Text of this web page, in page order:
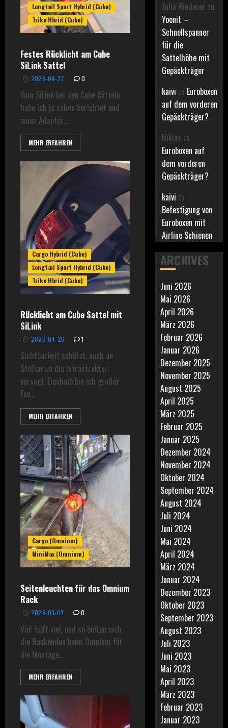
Longtail Sport Hybrid (Cube)
Trike Hbrid (Cube)
Festes Rücklicht am Cube
SiLink Sattel
2026-04-27 0
Vom SiLink bei den Cube Sätteln
habe ich ja schon berichtet und
einen Adapter...
MEHR ERFAHREN
Cargo Hybrid (Cube)
Longtail Sport Hybrid (Cube)
Trike Hbrid (Cube)
Rücklicht am Cube Sattel mit
SiLink
2026-04-26 1
Sichtbarkeit schützt, auch an
Stellen wo die Infrastruktur
versagt. Deshalb bin ich großer
Fan...
MEHR ERFAHREN
Cargo (Omnium)
MiniMax (Omnium)
Seitenleuchten für das Omnium
Rack
2026-03-03 0
Viel hilft viel, und so bieten sich
die Rackenden beim Omnium für
die Montage...
MEHR ERFAHREN
Julia Riederer zu
Yoonit –
Schnellspanner
für die
Sattelhöhe mit
Gepäckträger
kaivi zu Euroboxen
auf dem vorderen
Gepäckträger?
Niklas zu
Euroboxen auf
dem vorderen
Gepäckträger?
kaivi zu
Befestigung von
Euroboxen mit
Airline Schienen
ARCHIVES
Juni 2026
Mai 2026
April 2026
März 2026
Februar 2026
Januar 2026
Dezember 2025
November 2025
August 2025
April 2025
März 2025
Februar 2025
Januar 2025
Dezember 2024
November 2024
Oktober 2024
September 2024
August 2024
Juli 2024
Juni 2024
Mai 2024
April 2024
März 2024
Januar 2024
Dezember 2023
Oktober 2023
September 2023
August 2023
Juli 2023
Juni 2023
Mai 2023
April 2023
März 2023
Februar 2023
Januar 2023